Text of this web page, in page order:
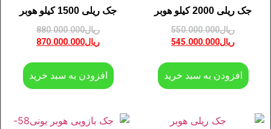
جک ریلی 2000 کیلو هوبر
ریال550.000.000
ریال545.000.000
افزودن به سبد خرید
جک ریلی 1500 کیلو هوبر
ریال880.000.000
ریال870.000.000
افزودن به سبد خرید